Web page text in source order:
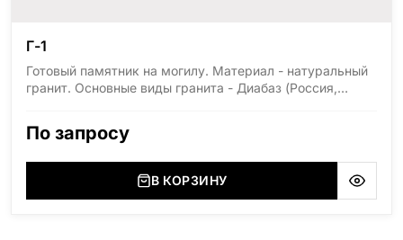
Г-1
Готовый памятник на могилу. Материал - натуральный
гранит. Основные виды гранита - Диабаз (Россия,
(Украина, Житомерская область), Лабродарит
(Украина, Житомерская область), Сюксюансаари
(Россия, Карелия), Амфиболит (Россия, Мурманская
По запросу
В КОРЗИНУ